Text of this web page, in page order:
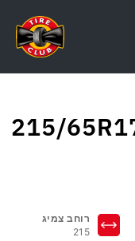
רוחב צמיג
215